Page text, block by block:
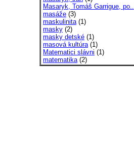
Masaryk, Tomáš Garrigue, po..
masáže (3)
maskulinita(1)
masky (2)
masky detské (1)
masová kultúra(1)
Matematici slávni (1)
matematika(2)